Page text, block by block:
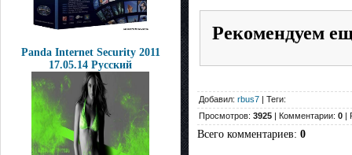
Panda Internet Security 2011
17.05.14 Русский
Рекомендуем
Добавил: rbus7 | Теги:
Просмотров: 3925 | Комментарии: 0 |
Всего комментариев: 0